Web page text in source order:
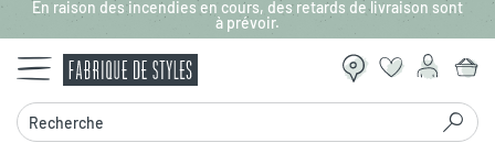
Aller au contenu principal
En raison des incendies en cours, des retards de livraison sont
à prévoir.
Recherche